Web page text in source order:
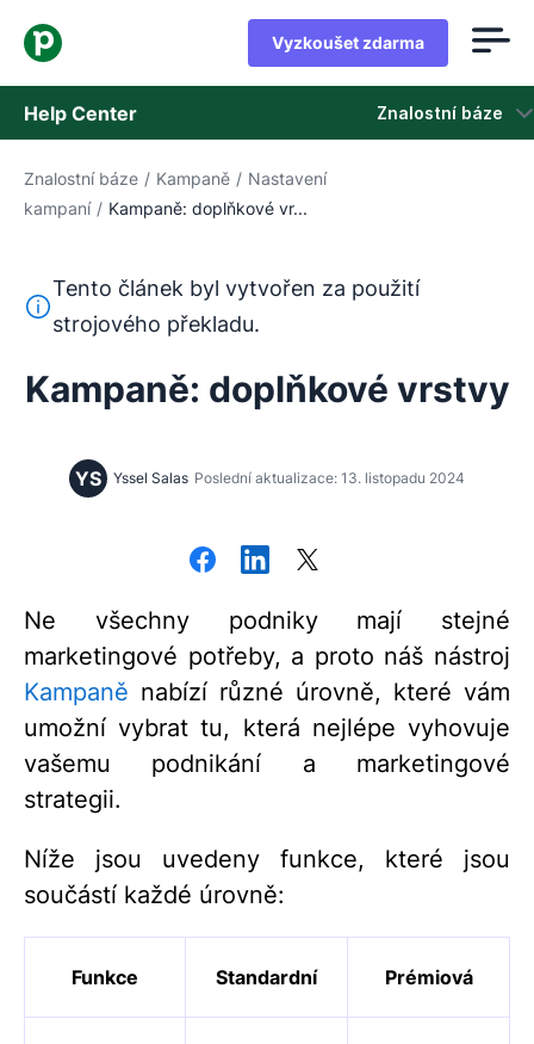
Vyzkoušet zdarma
Help Center Znalostní báze
Znalostní báze
Kontaktovat podporu
Znalostní báze / Kampaně / Nastavení
kampaní / Kampaně: doplňkové vr...
Tento text byl přeložen z angličtiny pomocí nástroje
Tento článek byl vytvořen za použití
strojového překladu.
Kampaně: doplňkové vrstvy
YS Yssel Salas Poslední aktualizace: 13. listopadu 2024
Ne všechny podniky mají stejné
marketingové potřeby, a proto náš nástroj
Kampaně nabízí různé úrovně, které vám
umožní vybrat tu, která nejlépe vyhovuje
vašemu podnikání a marketingové
strategii.
Níže jsou uvedeny funkce, které jsou
součástí každé úrovně:
Funkce Standardní Prémiová